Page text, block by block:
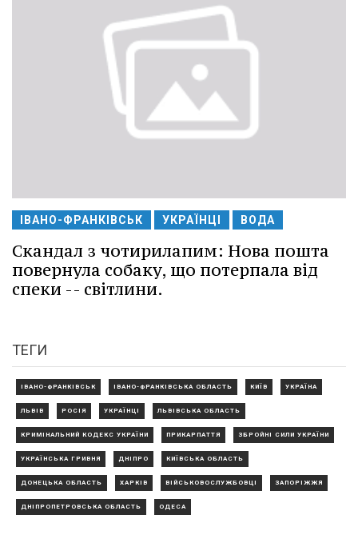
ІВАНО-ФРАНКІВСЬК УКРАЇНЦІ ВОДА
Скандал з чотирилапим: Нова пошта
повернула собаку, що потерпала від
спеки -- світлини.
ТЕГИ
ІВАНО-ФРАНКІВСЬК ІВАНО-ФРАНКІВСЬКА ОБЛАСТЬ КИЇВ УКРАЇНА
ЛЬВІВ РОСІЯ УКРАЇНЦІ ЛЬВІВСЬКА ОБЛАСТЬ
КРИМІНАЛЬНИЙ КОДЕКС УКРАЇНИ ПРИКАРПАТТЯ ЗБРОЙНІ СИЛИ УКРАЇНИ
УКРАЇНСЬКА ГРИВНЯ ДНІПРО КИЇВСЬКА ОБЛАСТЬ
ДОНЕЦЬКА ОБЛАСТЬ ХАРКІВ ВІЙСЬКОВОСЛУЖБОВЦІ ЗАПОРІЖЖЯ
ДНІПРОПЕТРОВСЬКА ОБЛАСТЬ ОДЕСА